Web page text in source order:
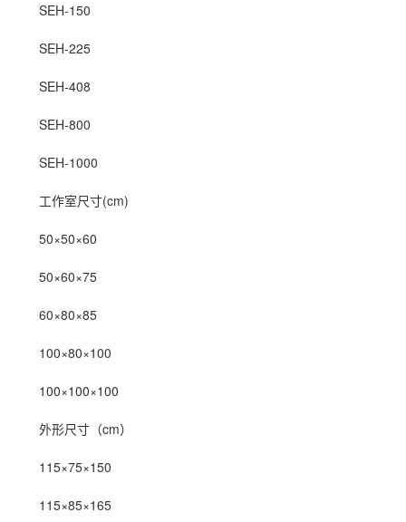
SEH-150
SEH-225
SEH-408
SEH-800
SEH-1000
工作室尺寸(cm)
50×50×60
50×60×75
60×80×85
100×80×100
100×100×100
外形尺寸（cm）
115×75×150
115×85×165